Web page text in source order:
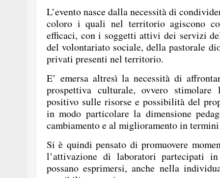
L’evento nasce dalla necessità di
coloro i quali nel territorio agiscono
efficaci, con i soggetti attivi dei servizi
del volontariato sociale, della pastorale
privati presenti nel territorio.
E’ emersa altresì la necessità di
prospettiva culturale, ovvero
positivo sulle risorse e possibilità del
in modo particolare la dimensione
cambiamento e al miglioramento in
Si è quindi pensato di promuovere
l’attivazione di laboratori
possano esprimersi, anche nella